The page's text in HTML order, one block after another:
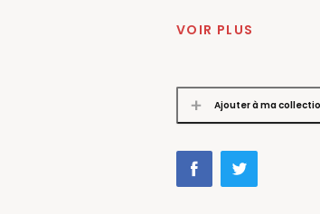
bas-fonds de la
frissons, de peur et de
VOIR PLUS
Ajouter à ma